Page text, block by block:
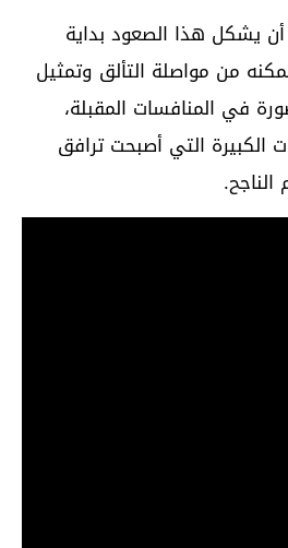
أن يشكل هذا الصعود بداية
من مواصلة التألق وتمثيل
في المنافسات المقبلة،
التي أصبحت ترافق